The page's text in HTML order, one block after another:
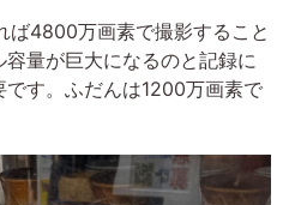
ば4800万画素で撮影すること
量が巨大になるのと記録に
す。ふだんは1200万画素で